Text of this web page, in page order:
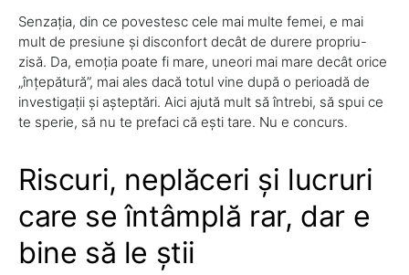
Senzația, din ce povestesc cele mai multe femei, e mai
mult de presiune și disconfort decât de durere propriu-
zisă. Da, emoția poate fi mare, uneori mai mare decât orice
„înțepătură”, mai ales dacă totul vine după o perioadă de
investigații și așteptări. Aici ajută mult să întrebi, să spui ce
te sperie, să nu te prefaci că ești tare. Nu e concurs.
Riscuri, neplăceri și lucruri
care se întâmplă rar, dar e
bine să le știi